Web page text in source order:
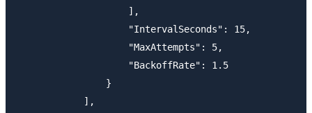
                    ],
                    "IntervalSeconds": 15,
                    "MaxAttempts": 5,
                    "BackoffRate": 1.5
                }
            ],